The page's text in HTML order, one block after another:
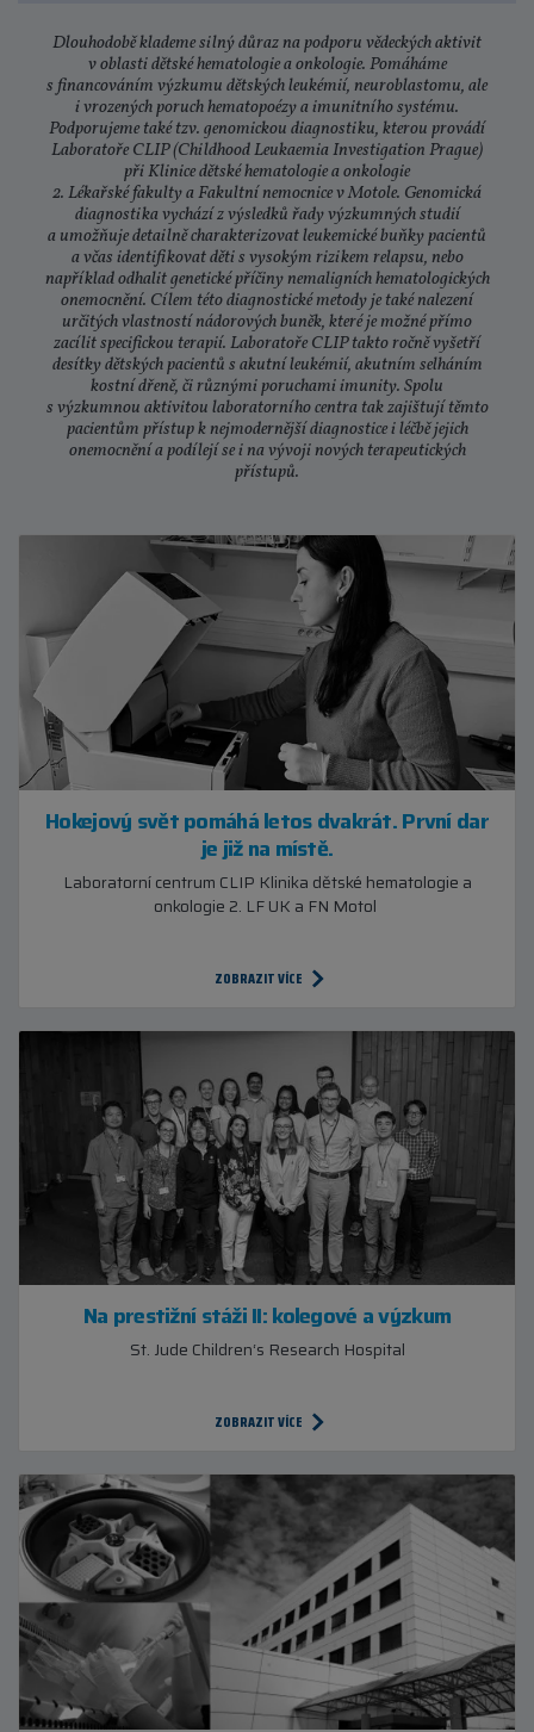
Dlouhodobě klademe silný důraz na podporu vědeckých aktivit
v oblasti dětské hematologie a onkologie. Pomáháme
s financováním výzkumu dětských leukémií, neuroblastomu, ale
i vrozených poruch hematopoézy a imunitního systému.
Podporujeme také tzv. genomickou diagnostiku, kterou provádí
Laboratoře CLIP (Childhood Leukaemia Investigation Prague)
při Klinice dětské hematologie a onkologie
2. Lékařské fakulty a Fakultní nemocnice v Motole. Genomická
diagnostika vychází z výsledků řady výzkumných studií
a umožňuje detailně charakterizovat leukemické buňky pacientů
a včas identifikovat děti s vysokým rizikem relapsu, nebo
například odhalit genetické příčiny nemaligních hematologických
onemocnění. Cílem této diagnostické metody je také nalezení
určitých vlastností nádorových buněk, které je možné přímo
zacílit specifickou terapií. Laboratoře CLIP takto ročně vyšetří
desítky dětských pacientů s akutní leukémií, akutním selháním
kostní dřeně, či různými poruchami imunity. Spolu
s výzkumnou aktivitou laboratorního centra tak zajištují těmto
pacientům přístup k nejmodernější diagnostice i léčbě jejich
onemocnění a podílejí se i na vývoji nových terapeutických
přístupů.
Hokejový svět pomáhá letos dvakrát. První dar
je již na místě.
Laboratorní centrum CLIP Klinika dětské hematologie a
onkologie 2. LF UK a FN Motol
ZOBRAZIT VÍCE
Na prestižní stáži II: kolegové a výzkum
St. Jude Children‘s Research Hospital
ZOBRAZIT VÍCE